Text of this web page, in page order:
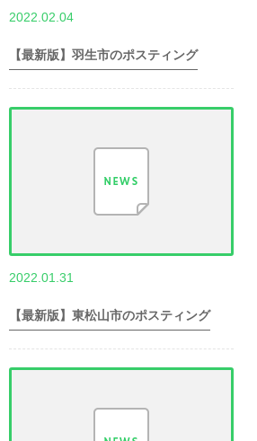
2022.02.04
【最新版】羽生市のポスティング
2022.01.31
【最新版】東松山市のポスティング